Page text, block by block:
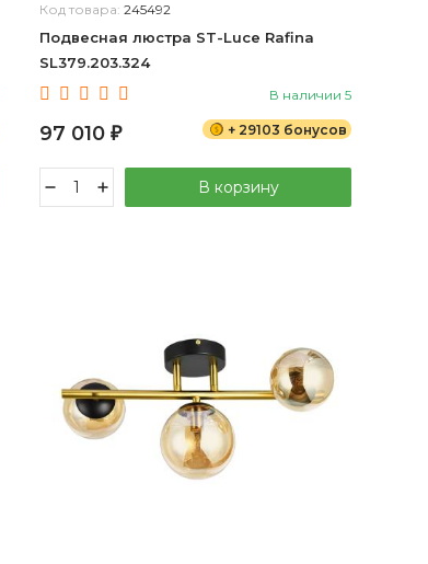
Код товара:245492
Подвесная люстра ST-Luce Rafina
SL379.203.324
В наличии 5
97 010₽ + 29103 бонусов
В корзину